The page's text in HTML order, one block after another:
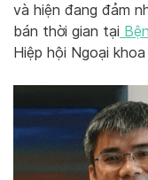
và hiện đang đảm
bán thời gian tại
Hiệp hội Ngoại